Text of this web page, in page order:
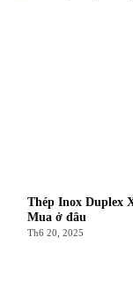
Thép Inox Duplex
Mua ở đâu
Th6 20, 2025